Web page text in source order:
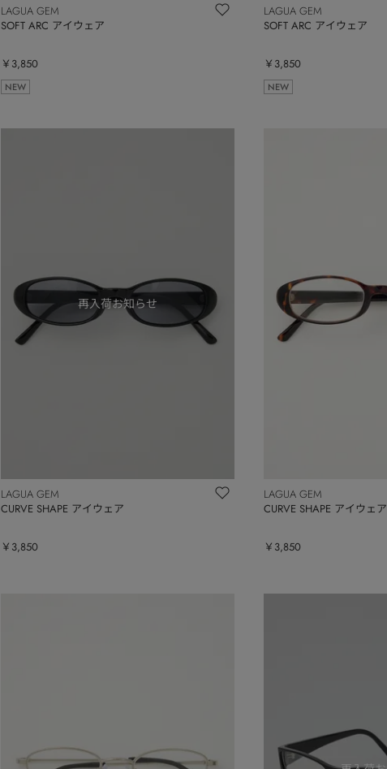
LAGUA GEM
SOFT ARC アイウェア
￥3,850
NEW
LAGUA GEM
SOFT ARC アイウェア
￥3,850
NEW
LAGUA GEM
CURVE SHAPE アイウェア
￥3,850
LAGUA GEM
CURVE SHAPE アイウェア
￥3,850